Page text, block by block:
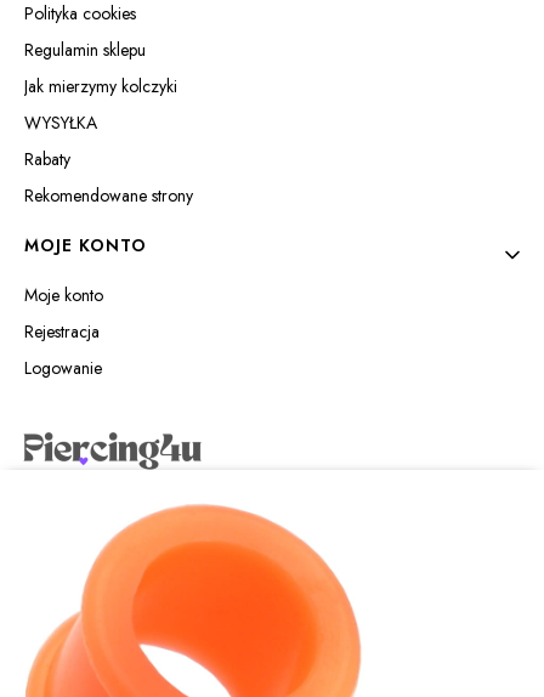
Polityka cookies
Regulamin sklepu
Jak mierzymy kolczyki
WYSYŁKA
Rabaty
Rekomendowane strony
MOJE KONTO
Moje konto
Rejestracja
Logowanie
Piercing4u Izabela Jaworowska
Wilczyńskiego 25e/21
10-691 Olsztyn
sklep@piercing4u.pl
+48 89 307 09 95